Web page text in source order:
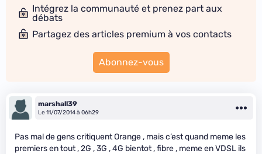
Intégrez la communauté et prenez part aux
débats
Partagez des articles premium à vos contacts
Abonnez-vous
marshall39
Le 11/07/2014 à 06h29
Pas mal de gens critiquent Orange , mais c’est quand meme les
premiers en tout , 2G , 3G , 4G bientot , fibre , meme en VDSL ils